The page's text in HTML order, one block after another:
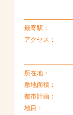
最寄駅：
アクセス：
所在地：
敷地面積：
都市計画：
地目：